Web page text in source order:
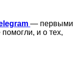
— первыми
и о тех,